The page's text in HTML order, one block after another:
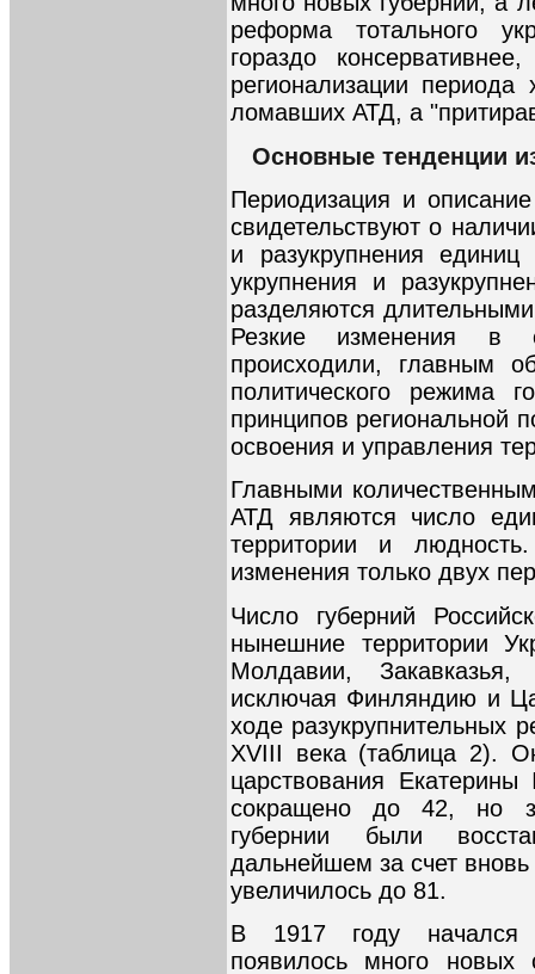
реформа тотального
гораздо
регионализации
ломавших АТД, а
Основные тенденции
Периодизация и
свидетельствуют о
и разукрупнения
укрупнения и
разделяются
Резкие изменения в
происходили, главным
политического режима
принципов региональной
освоения и управления
Главными
АТД являются число
территории и
изменения только двух
Число губерний
нынешние территории
Молдавии,
исключая Финляндию и
ходе разукрупнительных
XVIII века (таблица 2).
царствования
сокращено до 42, но
губернии были
дальнейшем за счет
увеличилось до 81.
В 1917 году начался
появилось много